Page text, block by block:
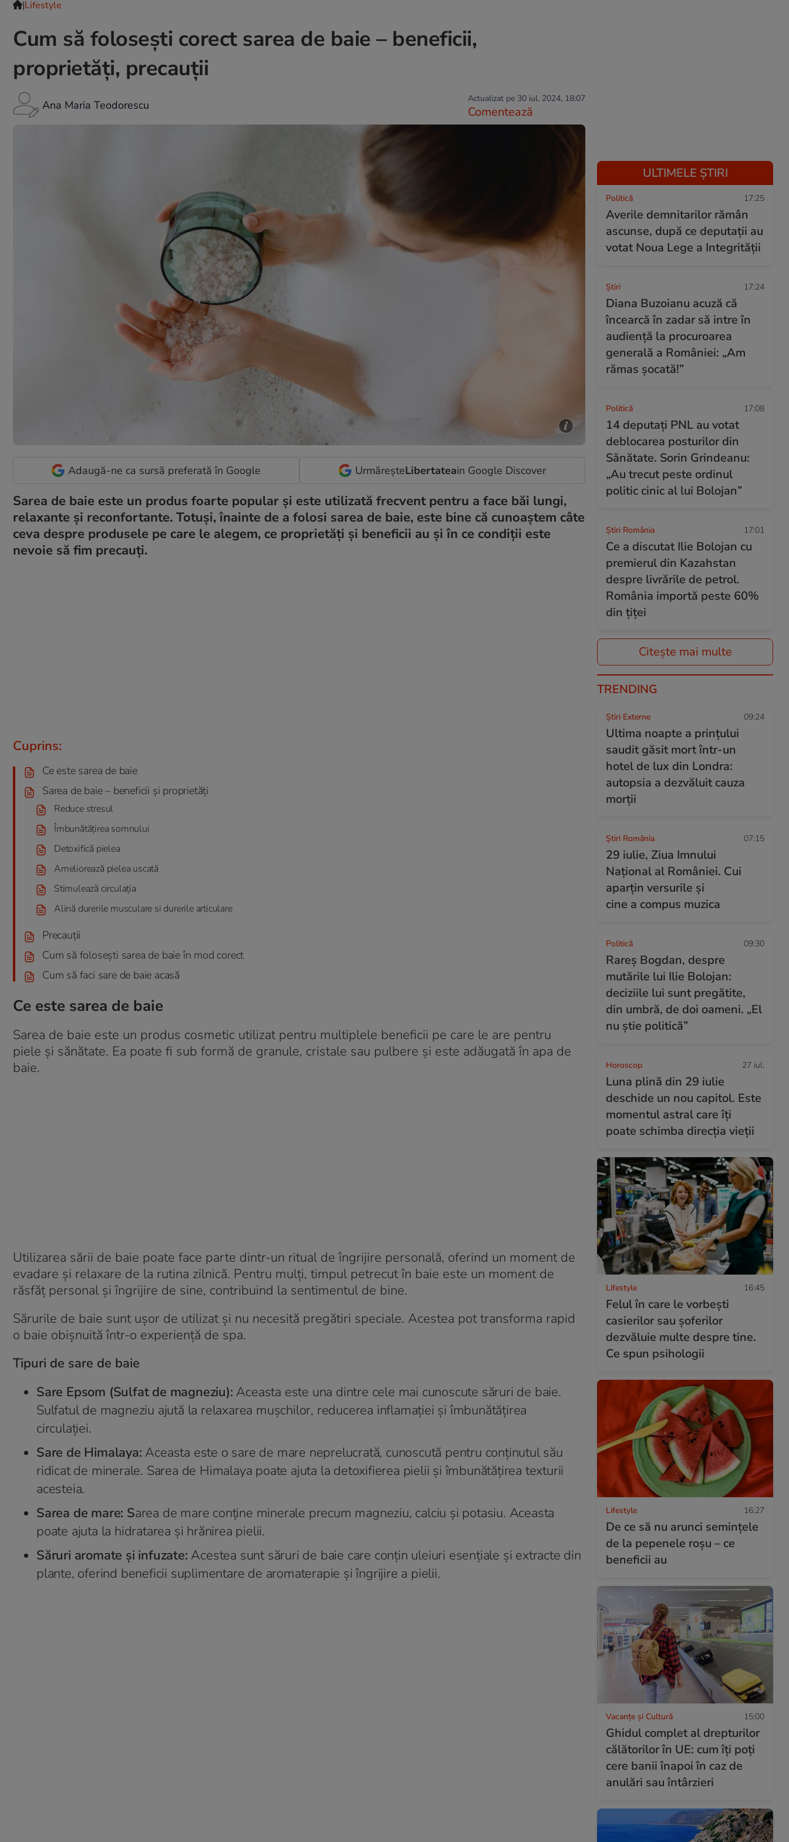
|Lifestyle
Cum să foloseşti corect sarea de baie – beneficii,
proprietăţi, precauţii
Ana Maria Teodorescu Actualizat pe 30 iul. 2024, 18:07
Comentează
Adaugă-ne ca sursă preferată în Google UrmăreșteLibertateain Google Discover
Sarea de baie este un produs foarte popular și este utilizată frecvent pentru a face băi lungi,
relaxante și reconfortante. Totuși, înainte de a folosi sarea de baie, este bine că cunoaștem câte
ceva despre produsele pe care le alegem, ce proprietăți și beneficii au și în ce condiții este
nevoie să fim precauți.
Cuprins:
Ce este sarea de baie
Sarea de baie – beneficii și proprietăți
Reduce stresul
Îmbunătățirea somnului
Detoxifică pielea
Ameliorează pielea uscată
Stimulează circulația
Alină durerile musculare si durerile articulare
Precauții
Cum să folosești sarea de baie în mod corect
Cum să faci sare de baie acasă
Ce este sarea de baie
Sarea de baie este un produs cosmetic utilizat pentru multiplele beneficii pe care le are pentru
piele și sănătate. Ea poate fi sub formă de granule, cristale sau pulbere și este adăugată în apa de
baie.
Utilizarea sării de baie poate face parte dintr-un ritual de îngrijire personală, oferind un moment de
evadare și relaxare de la rutina zilnică. Pentru mulți, timpul petrecut în baie este un moment de
răsfăț personal și îngrijire de sine, contribuind la sentimentul de bine.
Sărurile de baie sunt ușor de utilizat și nu necesită pregătiri speciale. Acestea pot transforma rapid
o baie obișnuită într-o experiență de spa.
Tipuri de sare de baie
Sare Epsom (Sulfat de magneziu): Aceasta este una dintre cele mai cunoscute săruri de baie.
Sulfatul de magneziu ajută la relaxarea mușchilor, reducerea inflamației și îmbunătățirea
circulației.
Sare de Himalaya: Aceasta este o sare de mare neprelucrată, cunoscută pentru conținutul său
ridicat de minerale. Sarea de Himalaya poate ajuta la detoxifierea pielii și îmbunătățirea texturii
acesteia.
Sarea de mare: Sarea de mare conține minerale precum magneziu, calciu și potasiu. Aceasta
poate ajuta la hidratarea și hrănirea pielii.
Săruri aromate și infuzate: Acestea sunt săruri de baie care conțin uleiuri esențiale și extracte din
plante, oferind beneficii suplimentare de aromaterapie și îngrijire a pielii.
ULTIMELE ȘTIRI
Politică 17:25
Averile demnitarilor rămân
ascunse, după ce deputații au
votat Noua Lege a Integrității
Ştiri 17:24
Diana Buzoianu acuză că
încearcă în zadar să intre în
audiență la procuroarea
generală a României: „Am
rămas șocată!”
Politică 17:08
14 deputaţi PNL au votat
deblocarea posturilor din
Sănătate. Sorin Grindeanu:
„Au trecut peste ordinul
politic cinic al lui Bolojan”
Știri România 17:01
Ce a discutat Ilie Bolojan cu
premierul din Kazahstan
despre livrările de petrol.
România importă peste 60%
din țiței
Citește mai multe
TRENDING
Știri Externe 09:24
Ultima noapte a prințului
saudit găsit mort într-un
hotel de lux din Londra:
autopsia a dezvăluit cauza
morții
Știri România 07:15
29 iulie, Ziua Imnului
Național al României. Cui
aparțin versurile și
cine a compus muzica
Politică 09:30
Rareș Bogdan, despre
mutările lui Ilie Bolojan:
deciziile lui sunt pregătite,
din umbră, de doi oameni. „El
nu știe politică”
Horoscop 27 iul.
Luna plină din 29 iulie
deschide un nou capitol. Este
momentul astral care îți
poate schimba direcția vieții
Lifestyle 16:45
Felul în care le vorbești
casierilor sau șoferilor
dezvăluie multe despre tine.
Ce spun psihologii
Lifestyle 16:27
De ce să nu arunci semințele
de la pepenele roșu – ce
beneficii au
Vacanțe și Cultură 15:00
Ghidul complet al drepturilor
călătorilor în UE: cum îți poți
cere banii înapoi în caz de
anulări sau întârzieri